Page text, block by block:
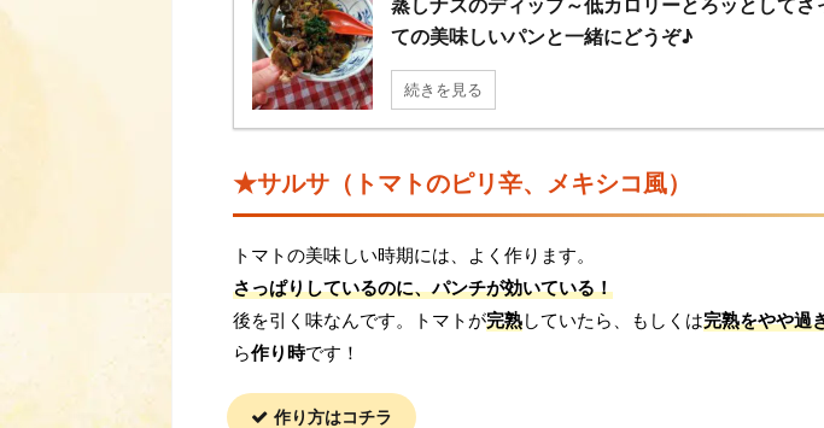
蒸しナスのディップ～低カロリーとろッとしてさ
ての美味しいパンと一緒にどうぞ♪
続きを見る
★サルサ（トマトのピリ辛、メキシコ風）
トマトの美味しい時期には、よく作ります。
さっぱりしているのに、パンチが効いている！
後を引く味なんです。トマトが完熟していたら、もしくは完熟をやや過
ら作り時です！
作り方はコチラ